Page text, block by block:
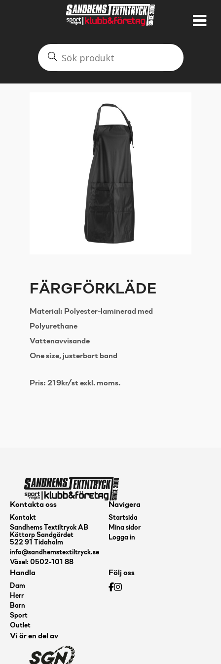
FÄRGFÖRKLÄDE
Material: Polyester-laminerad med
Polyurethane
Vattenavvisande
One size, justerbart band
Pris: 219kr/st exkl. moms.
Kontakta oss
Kontakt
Sandhems Textiltryck AB
Köttorp Sandgärdet
522 91 Tidaholm
info@sandhemstextiltryck.se
Växel: 0502-101 88
Navigera
Startsida
Mina sidor
Logga in
Handla
Dam
Herr
Barn
Sport
Outlet
Följ oss
Vi är en del av